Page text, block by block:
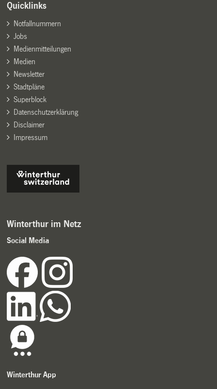
Quicklinks
Notfallnummern
Jobs
Medienmitteilungen
Medien
Newsletter
Stadtpläne
Superblock
Datenschutzerklärung
Disclaimer
Impressum
Winterthur im Netz
Social Media
Winterthur App